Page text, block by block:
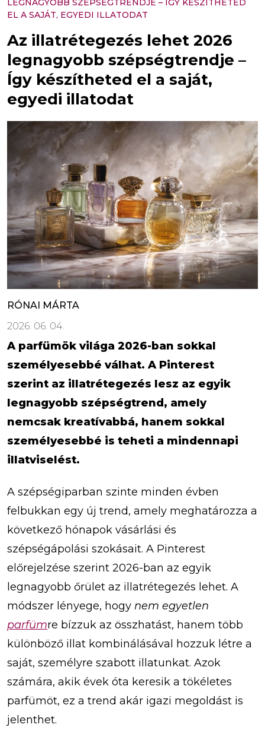
LEGNAGYOBB SZÉPSÉGTRENDJE – ÍGY KÉSZÍTHETED
EL A SAJÁT, EGYEDI ILLATODAT
Az illatrétegezés lehet 2026
legnagyobb szépségtrendje –
Így készítheted el a saját,
egyedi illatodat
RÓNAI MÁRTA
2026. 06. 04.
A parfümök világa 2026-ban sokkal
személyesebbé válhat. A Pinterest
szerint az illatrétegezés lesz az egyik
legnagyobb szépségtrend, amely
nemcsak kreatívabbá, hanem sokkal
személyesebbé is teheti a mindennapi
illatviselést.
A szépségiparban szinte minden évben
felbukkan egy új trend, amely meghatározza a
következő hónapok vásárlási és
szépségápolási szokásait. A Pinterest
előrejelzése szerint 2026-ban az egyik
legnagyobb őrület az illatrétegezés lehet. A
módszer lényege, hogy nem egyetlen
parfümre bízzuk az összhatást, hanem több
különböző illat kombinálásával hozzuk létre a
saját, személyre szabott illatunkat. Azok
számára, akik évek óta keresik a tökéletes
parfümöt, ez a trend akár igazi megoldást is
jelenthet.